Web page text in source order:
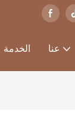
الخدمة عنا